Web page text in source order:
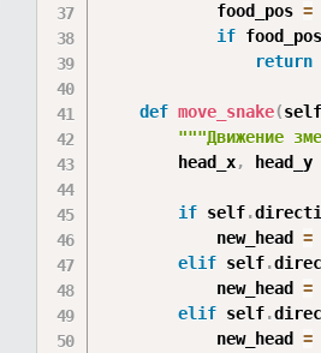
            food_pos
=
if
return
def move_snake(self
"""Движение
        head_x
,
if self.
            new_head
=
elif self.
            new_head
=
elif self.
            new_head
=